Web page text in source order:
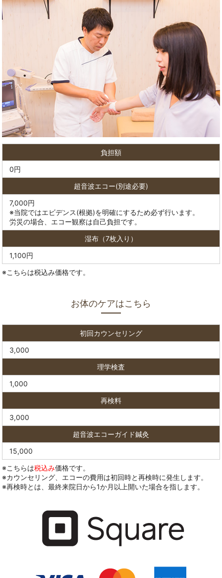
負担額
0円
超音波エコー(別途必要)
7,000円
※当院ではエビデンス(根拠)を明確にするため必ず行います。
労災の場合、エコー観察は自己負担です。
湿布（7枚入り）
1,100円
※こちらは税込み価格です。
お体のケアはこちら
初回カウンセリング
3,000
理学検査
1,000
再検料
3,000
超音波エコーガイド鍼灸
15,000
※こちらは税込み価格です。
※カウンセリング、エコーの費用は初回時と再検時に発生します。
※再検時とは、最終来院日から1か月以上開いた場合を指します。